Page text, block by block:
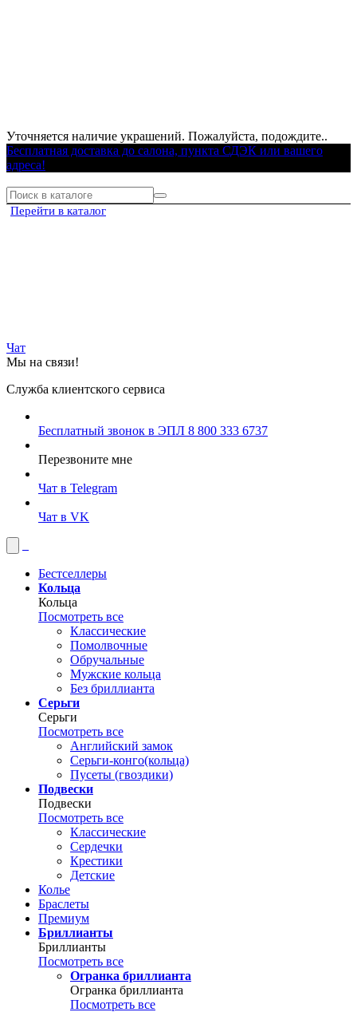
Уточняется наличие украшений. Пожалуйста, подождите..
Бесплатная доставка до салона, пункта СДЭК или вашего
адреса!
Перейти в каталог
Чат
Мы на связи!
Служба клиентского сервиса
Бесплатный звонок в ЭПЛ 8 800 333 6737
Перезвоните мне
Чат в Telegram
Чат в VK
Бестселлеры
Кольца
Кольца
Посмотреть все
Классические
Помолвочные
Обручальные
Мужские кольца
Без бриллианта
Серьги
Серьги
Посмотреть все
Английский замок
Серьги-конго(кольца)
Пусеты (гвоздики)
Подвески
Подвески
Посмотреть все
Классические
Сердечки
Крестики
Детские
Колье
Браслеты
Премиум
Бриллианты
Бриллианты
Посмотреть все
Огранка бриллианта
Огранка бриллианта
Посмотреть все